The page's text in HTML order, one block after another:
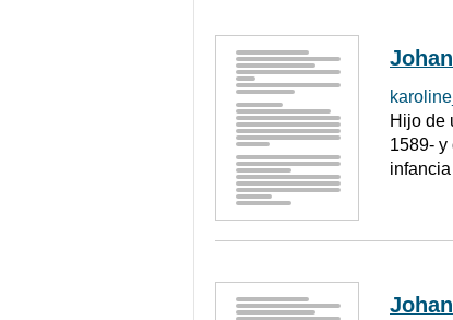
Hijo de
1589- y
infancia